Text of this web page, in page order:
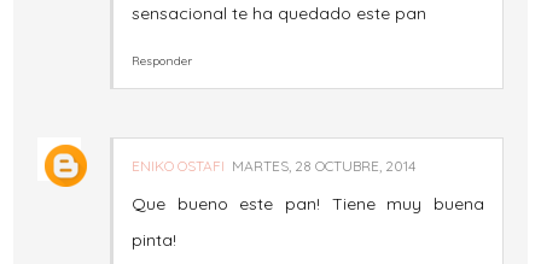
sensacional te ha quedado este pan
Responder
ENIKO OSTAFI MARTES, 28 OCTUBRE, 2014
Que bueno este pan! Tiene muy buena
pinta!